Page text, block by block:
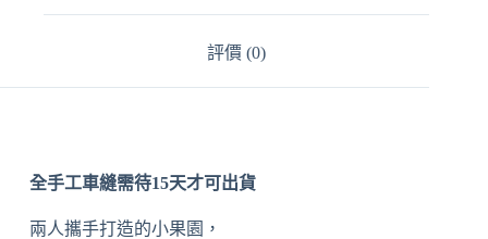
評價 (0)
全手工車縫需待15天才可出貨
兩人攜手打造的小果園，